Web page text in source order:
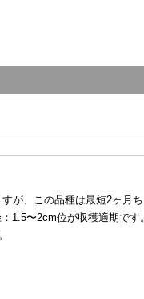
が、この品種は最短2ヶ月
1.5〜2cm位が収穫適期です。